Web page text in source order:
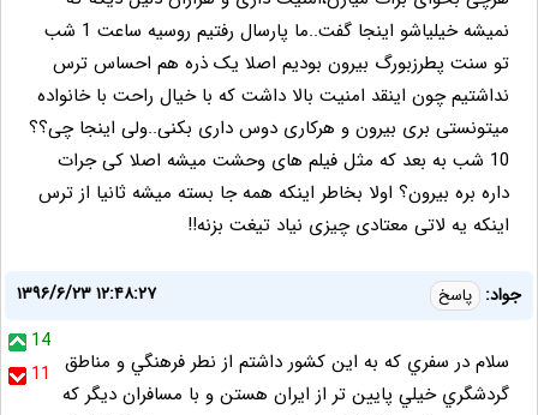
نمیشه خیلیاشو اینجا گفت..ما پارسال رفتیم روسیه ساعت 1 شب
تو سنت پطرزبورگ بیرون بودیم اصلا یک ذره هم احساس ترس
نداشتیم چون اینقد امنیت بالا داشت که با خیال راحت با خانواده
میتونستی بری بیرون و هرکاری دوس داری بکنی..ولی اینجا چی؟؟
10 شب به بعد که مثل فیلم های وحشت میشه اصلا کی جرات
داره بره بیرون؟ اولا بخاطر اینکه همه جا بسته میشه ثانیا از ترس
اینکه یه لاتی معتادی چیزی نیاد تیغت بزنه!!
جواد: پاسخ
۱۳۹۶/۶/۲۳ ۱۲:۴۸:۲۷
14
11
سلام در سفري كه به اين كشور داشتم از نطر فرهنگي و مناطق
گردشگري خيلي پايين تر از ايران هستن و با مسافران ديگر كه